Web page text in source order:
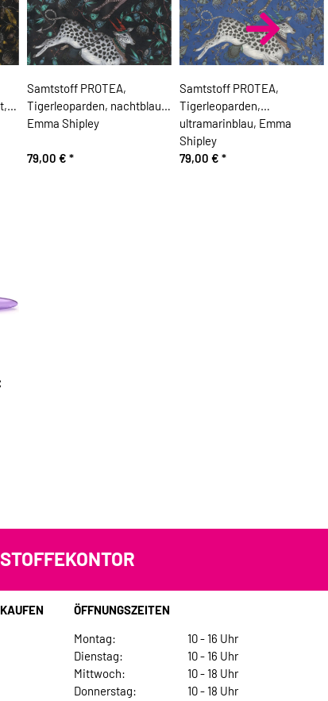
Samtstoff PROTEA,
Tigerleoparden, nachtblau,
Emma Shipley
79,00 € *
Samtstoff PROTEA,
Tigerleoparden,
ultramarinblau, Emma
Shipley
79,00 € *
ÖFFNUNGSZEITEN
Montag:
10 - 16 Uhr
Dienstag:
10 - 16 Uhr
Mittwoch:
10 - 18 Uhr
Donnerstag:
10 - 18 Uhr